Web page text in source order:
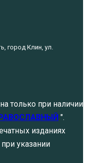
город Клин, ул.
только при наличии
".
изданиях
указании